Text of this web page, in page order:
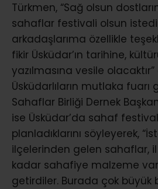
Türkmen, “Sağ olsun
sahaflar festivali olsun
arkadaşlarıma özellikle
fikir Üsküdar’ın tarihine,
yazılmasına vesile
Üsküdarlıların mutlaka fuarı
Sahaflar Birliği Dernek
ise Üsküdar’da sahaf
planladıklarını söyleyerek,
ilçelerinden gelen sahaflar,
kadar sahafiye malzeme
getirdiler. Burada çok büyük